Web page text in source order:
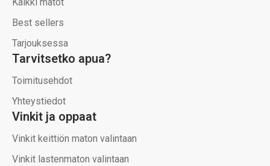
Best sellers
Tarjouksessa
Tarvitsetko apua?
Toimitusehdot
Yhteystiedot
Vinkit ja oppaat
Vinkit keittiön maton valintaan
Vinkit lastenmaton valintaan